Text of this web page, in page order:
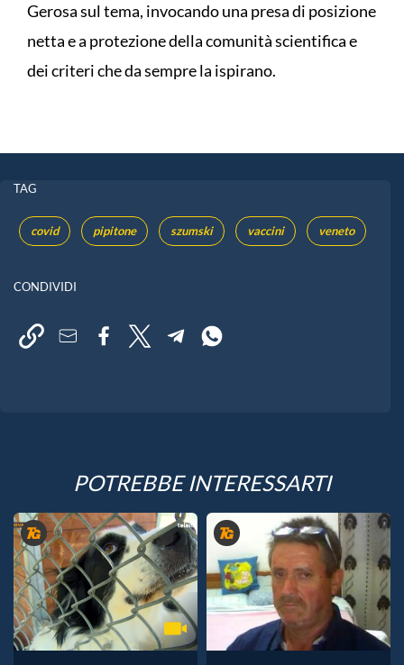
Gerosa sul tema, invocando una presa di posizione
netta e a protezione della comunità scientifica e
dei criteri che da sempre la ispirano.
TAG
covid pipitone szumski vaccini veneto
CONDIVIDI
POTREBBE INTERESSARTI